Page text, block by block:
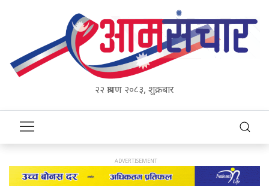
२२ श्रावण २०८३, शुक्रबार